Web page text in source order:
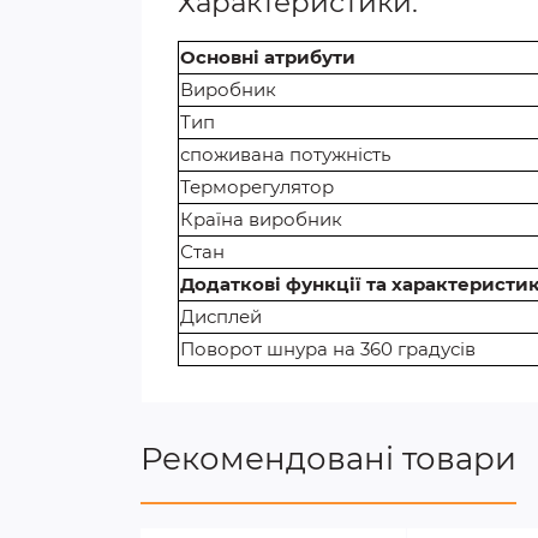
Основні атрибути
Виробник
Тип
споживана потужність
Терморегулятор
Країна виробник
Стан
Додаткові функції та
Дисплей
Поворот шнура на 360 градусів
Рекомендовані товари